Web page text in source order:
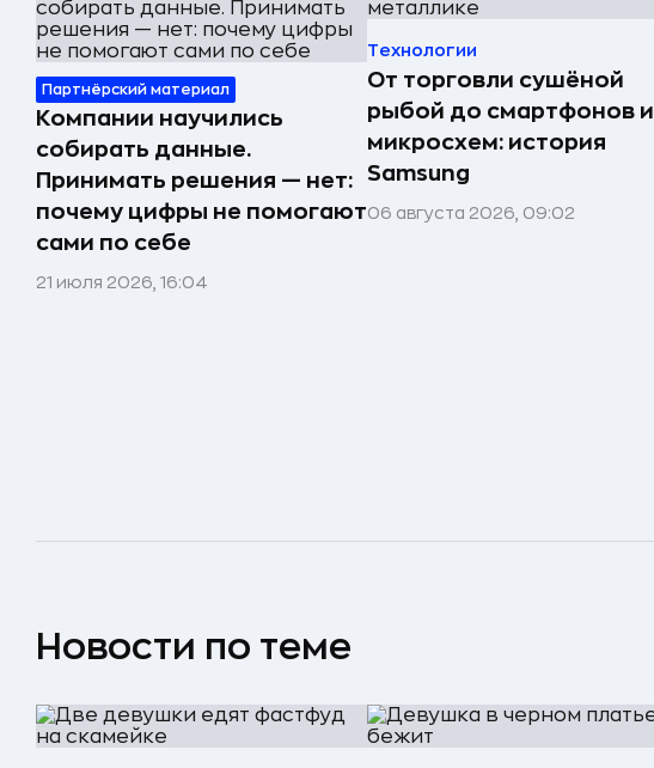
Партнёрский материал
Компании научились
собирать данные.
Принимать решения — нет:
почему цифры не помогают
сами по себе
21 июля 2026, 16:04
Технологии
От торговли сушёной
рыбой до смартфонов и
микросхем: история
Samsung
06 августа 2026, 09:02
Новости по теме